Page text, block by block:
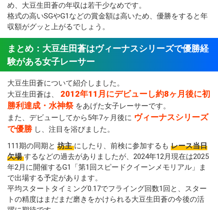
め、大豆生田蒼の年収は若干少なめです。
格式の高いSGやG1などの賞金額は高いため、優勝をすると年
収額がグッと上がるでしょう。
まとめ：大豆生田蒼はヴィーナスシリーズで優勝経
験がある女子レーサー
大豆生田蒼について紹介しました。
大豆生田蒼は、 2012年11月にデビューし約8ヶ月後に初
勝利達成・水神祭 をあげた女子レーサーです。
また、デビューしてから5年7ヶ月後に ヴィーナスシリーズ
で優勝 し、注目を浴びました。
111期の同期と坊主にしたり、前検に参加するも レース当日
欠場するなどの過去がありましたが、2024年12月現在は2025
年2月に開催するG1「第1回スピードクイーンメモリアル」ま
で出場する予定があります。
平均スタートタイミング0.17でフライング回数1回と、スター
トの精度はまだまだ磨きをかけられる大豆生田蒼の今後の活